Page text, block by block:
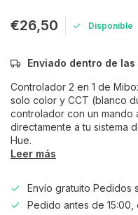
€26,50 Disponible
Enviado dentro de
Controlador 2 en 1 de
solo color y CCT (blanco
controlador con un mando
directamente a tu sistema
Hue.
Leer más
Envío gratuito Pedidos
Pedido antes de 15:00,